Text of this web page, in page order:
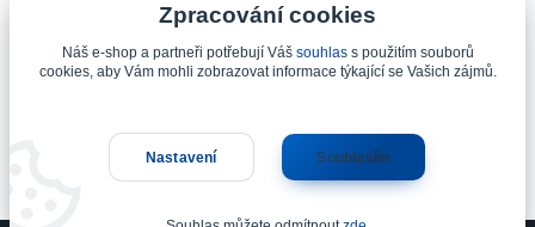
Condat Ninex.cz
Zpracování cookies
Náš e-shop a partneři potřebují Váš souhlass použitím souborů
cookies, aby Vám mohli zobrazovat informace týkající se Vašich zájmů.
Nastavení Souhlasím